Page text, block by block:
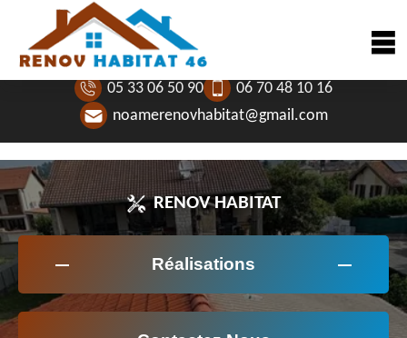
05 33 06 50 90
06 70 48 10 16
noamerenovhabitat@gmail.com
RENOV HABITAT
Réalisations